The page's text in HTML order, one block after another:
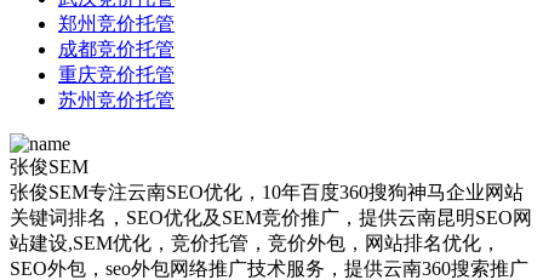
郑州竞价托管
成都竞价托管
重庆竞价托管
苏州竞价托管
张俊SEM
张俊SEM专注云南SEO优化，10年百度360搜狗神马企业网站
关键词排名，SEO优化及SEM竞价推广，提供云南昆明SEO网
站建设,SEM优化，竞价托管，竞价外包，网站排名优化，
SEO外包，seo外包网络推广技术服务，提供云南360搜索推广